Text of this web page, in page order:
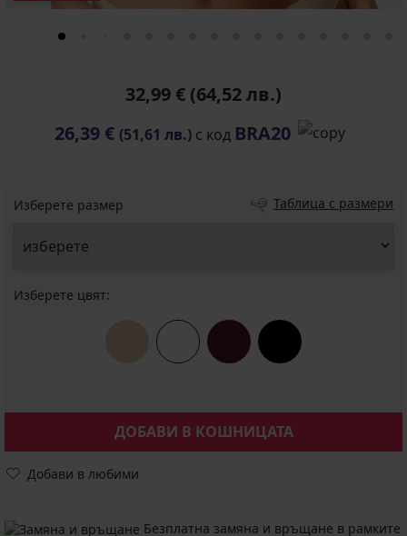
32,99 € (64,52 лв.)
26,39 € (51,61 лв.) с код BRA20
Изберете размер Таблица с размери
Изберете цвят:
ДОБАВИ В КОШНИЦАТА
Добави в любими
Безплатна замяна и връщане в рамките